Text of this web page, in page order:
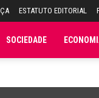
ESTATUTO EDITORIAL
SOCIEDADE